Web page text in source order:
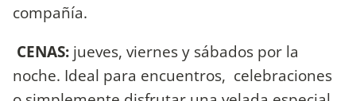
compañía.
CENAS: jueves, viernes y sábados por la
noche. Ideal para encuentros, celebraciones